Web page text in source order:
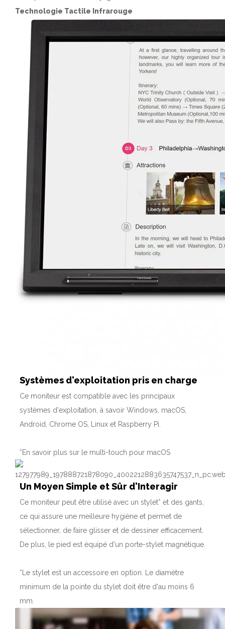
Technologie Tactile Infrarouge
Systèmes d'exploitation pris en charge
Ce moniteur est compatible avec les principaux
systèmes d'exploitation, à savoir Windows, macOS,
Android, Chrome OS, Linux et Raspberry Pi.
*En savoir plus sur le multi-touch pour macOS
Un Moyen Simple et Sûr d'Interagir
Ce moniteur peut être utilisé avec un stylet* et des gants,
ce qui assure une meilleure hygiène et permet de
sélectionner, de faire glisser et de dessiner efficacement.
De plus, le pied est équipé d'un porte-stylet magnétique.
*Le stylet est un accessoire en option. Le diamètre
minimum de la pointe du stylet doit être d'au moins 6
mm.